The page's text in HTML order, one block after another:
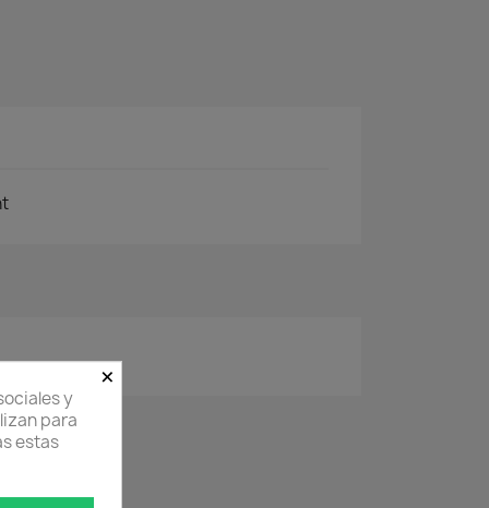
×
y
para
estas